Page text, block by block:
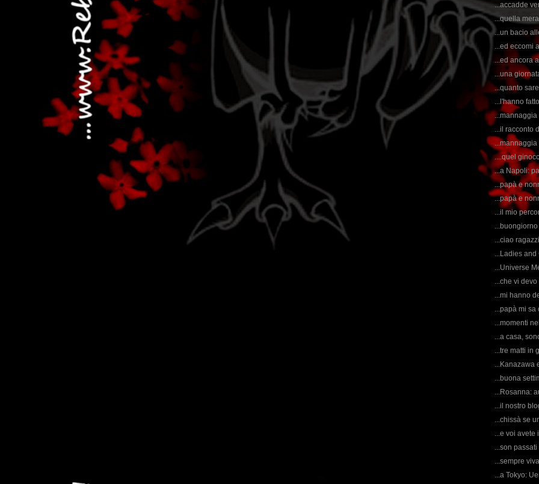
...accadde
...quella
...un bacio
...ed eccomi
...ed ancora
...una
...quanto
...l'hanno
...il racconto
....quel
...a Napoli:
...papà e
...papà e
...il mio
...ciao
...Ladies and
...Universe
...che vi
...mi hanno
...papà mi sa
...momenti
...a casa,
...tre matti in
...Kanazawa
...buona
...Rosanna:
...il nostro
...chissà se
...e voi avete
...son
...sempre
...a Tokyo: